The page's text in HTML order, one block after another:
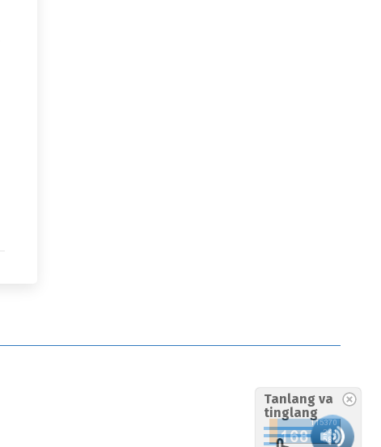
Tanlang va
tinglang